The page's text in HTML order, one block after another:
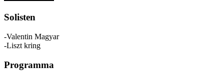
Solisten
-Valentin Magyar
-Liszt kring
Programma